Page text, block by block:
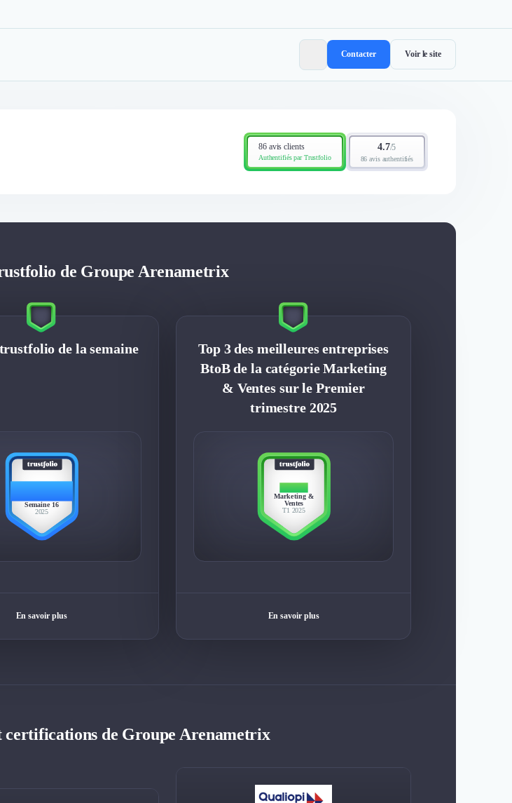
Contacter Voir le site
86 avis clients
Authentifiés par Trustfolio
4.7/5
86 avis authentifiés
de Groupe Arenametrix
de la semaine
BEST
Semaine 16
2025
En savoir plus
Top 3 des meilleures entreprises
BtoB de la catégorie Marketing
& Ventes sur le Premier
trimestre 2025
TOP 3
Marketing &
Ventes
T1 2025
En savoir plus
certifications de Groupe Arenametrix